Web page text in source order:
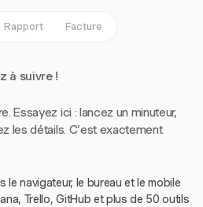
Rapport Facture
à suivre !
Essayez ici : lancez un minuteur,
les détails. C'est exactement
le navigateur, le bureau et le mobile
Trello, GitHub et plus de 50 outils